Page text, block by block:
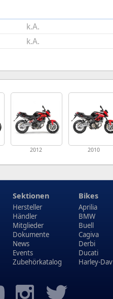
k.A.
k.A.
2012 2010
Sektionen
Hersteller
Händler
Mitglieder
Dokumente
News
Events
Zubehörkatalog
Bikes
Aprilia
BMW
Buell
Cagiva
Derbi
Ducati
Harley-